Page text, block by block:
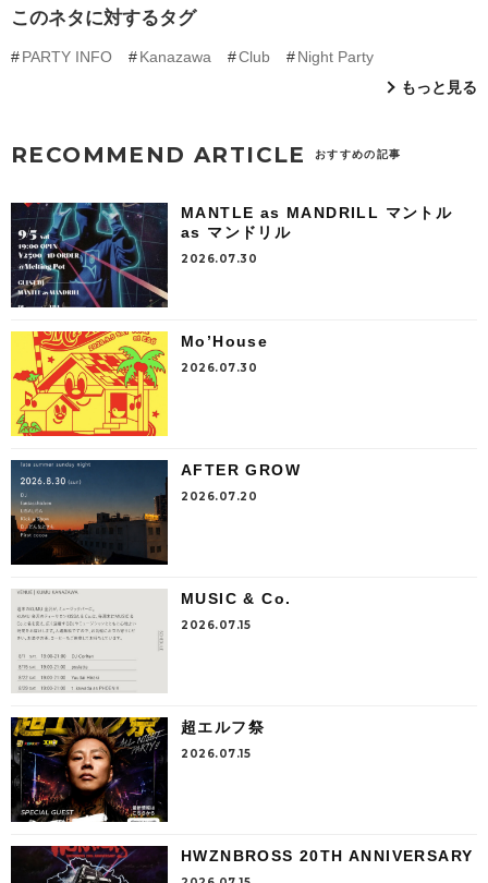
このネタに対するタグ
PARTY INFO Kanazawa Club
Night Party
もっと見る
RECOMMEND ARTICLE おすすめの記事
MANTLE as MANDRILL マントル
as マンドリル
2026.07.30
Mo’House
2026.07.30
AFTER GROW
2026.07.20
MUSIC & Co.
2026.07.15
超エルフ祭
2026.07.15
HWZNBROSS 20TH ANNIVERSARY